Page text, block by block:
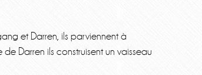
et Darren, ils parviennent à
Darren ils construisent un vaisseau